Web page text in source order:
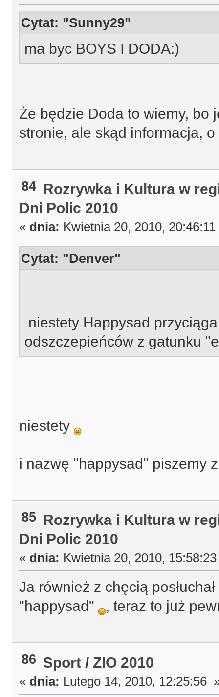
Cytat: "Sunny29"
ma byc BOYS I DODA:)
Że będzie Doda to wiemy, bo
stronie, ale skąd informacja,
84 Rozrywka i Kultura w
Dni Polic 2010
« dnia: Kwietnia 20, 2010,
Cytat: "Denver"
niestety Happysad
odszczepieńców z gatunku
niestety
i nazwę "happysad" piszemy
85 Rozrywka i Kultura w
Dni Polic 2010
« dnia: Kwietnia 20, 2010,
Ja również z chęcią
"happysad"
, teraz to już
86 Sport / ZIO 2010
« dnia: Lutego 14, 2010, 12:25:56